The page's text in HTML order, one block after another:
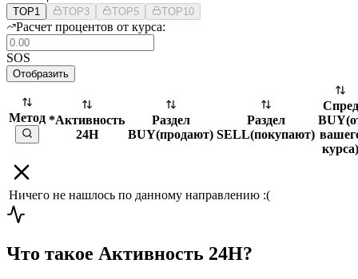
TOP1 TOP3 TOP5 TOP10
Расчет процентов от курса:
SOS
Отобразить
Метод *Активность
24H
Раздел
BUY(продают)
Раздел
SELL(покупают)
Спред
BUY(
курса)
Ничего не нашлось по данному направлению :(
Что такое Активность 24H?